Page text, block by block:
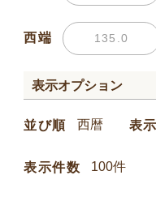
西端
表示オプション
並び順 表
表示件数